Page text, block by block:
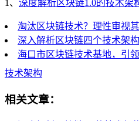
1、 深度解析区块链1.0的技术架
淘汰区块链技术？理性审视
深入解析区块链四个技术架
海口市区块链技术基地，引
技术架构
相关文章：